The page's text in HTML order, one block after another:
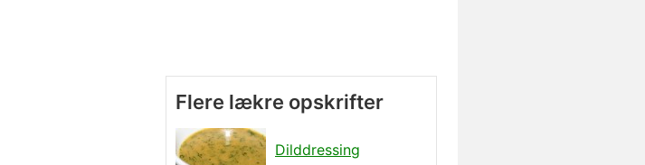
Flere lækre opskrifter
Dilddressing